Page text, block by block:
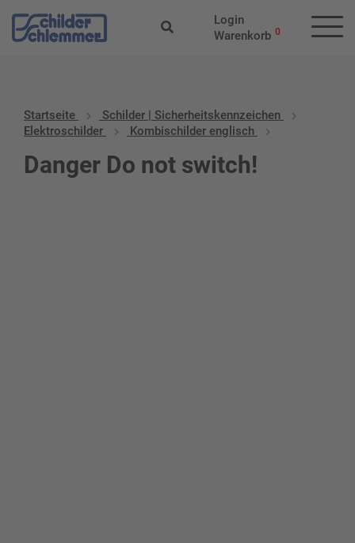
Login
Warenkorb 0
Startseite
Schilder | Sicherheitskennzeichen
Elektroschilder
Kombischilder englisch
Danger Do not switch!